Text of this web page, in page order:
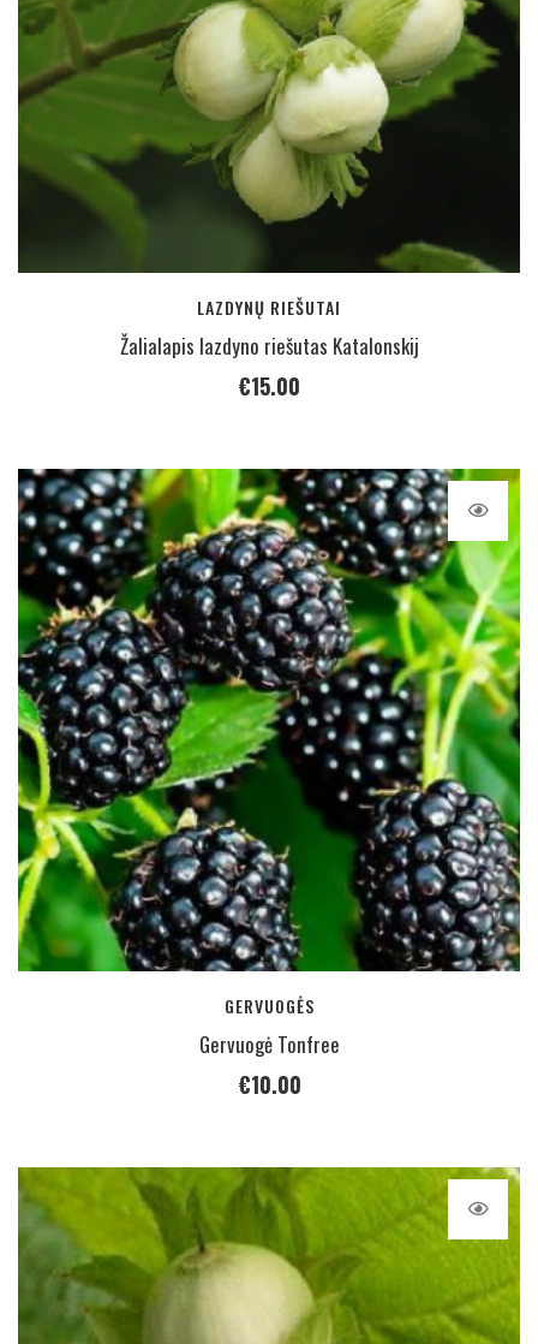
LAZDYNŲ RIEŠUTAI
Žalialapis lazdyno riešutas Katalonskij
€15.00
GERVUOGĖS
Gervuogė Tonfree
€10.00